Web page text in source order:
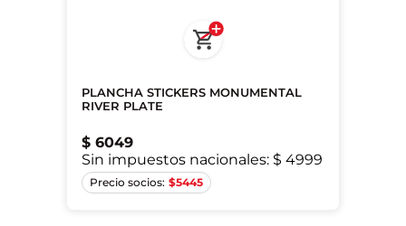
PLANCHA STICKERS MONUMENTAL
RIVER PLATE
$ 6049
Sin impuestos nacionales: $ 4999
$5445
Único